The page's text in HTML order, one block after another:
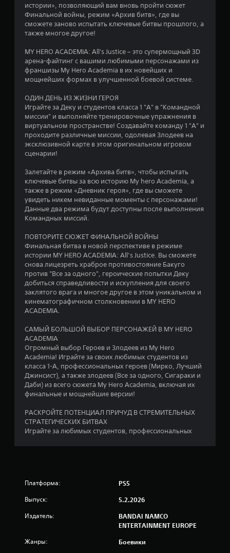
т
з
в
з
д
н
а
о
с
а
и
1
7
0
о
к
истории», позволяющий вам вновь пройти сюжет
Финальной войны, режим «Архив битв», где вы
сможете заново испытать ключевые битвы прошлого, а
также многое другое!
MY HERO ACADEMIA: All's Justice – это супермощный 3D
арена-файтинг с вашими любимыми персонажами из
франшизы My Hero Academia в их новейших и
мощнейших формах в улучшенной боевой системе.
ОДИН ДЕНЬ ИЗ ЖИЗНИ ГЕРОЯ
Играйте за Деку и студентов класса 1 "А" в "Командной
миссии" и выполняйте тренировочные упражнения в
виртуальном пространстве! Создавайте команду 1 "А" и
проходите различные миссии, одолевая Злодеев на
эксклюзивной карте в этом оригинальном игровом
сценарии!
Залетайте в режим «Архива битв», чтобы испытать
ключевые битвы за всю историю My hero Academia, а
также в режим «Дневник героя», где вы сможете
увидеть никем невиданные моменты с персонажами!
Данные два режима будут доступны после выполнения
Командных миссий.
ПОВТОРИТЕ СЮЖЕТ ФИНАЛЬНОЙ ВОЙНЫ
Финальная битва в новой перспективе в режиме
истории MY HERO ACADEMIA: All’s Justice. Вы сможете
снова лицезреть храброе противостояние Бакуго
против "Все за одного", героические попытки Деку
добиться справедливости и искупления для своего
заклятого врага и многое другое в этом уникальном и
кинематографичном столкновении в MY HERO
ACADEMIA.
САМЫЙ БОЛЬШОЙ ВЫБОР ПЕРСОНАЖЕЙ В MY HERO
ACADEMIA
Огромный выбор Героев и Злодеев из My Hero
Academia! Играйте за своих любимых студентов из
класса 1-А, профессиональных героев (Мирко, Лучший
Джинсист), а также злодеев (Все за одного, Сигараки и
Даби) из всего сюжета My Hero Academia, включая их
финальные и мощнейшие версии!
РАСКРОЙТЕ ПОТЕНЦИАЛ ПРИЧУД В СТРЕМИТЕЛЬНЫХ
СТРАТЕГИЧЕСКИХ БИТВАХ
Играйте за любимых студентов, профессиональных
Платформа: PS5
Выпуск: 5.2.2026
Издатель:
BANDAI NAMCO
ENTERTAINMENT EUROPE
Жанры: Боевики